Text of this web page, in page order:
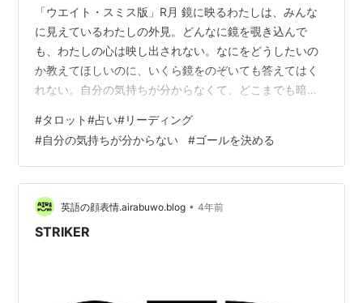
「ウエイト・スミス版」R月 鏡に映るわたしは、みんな
に見えているわたしの外見。どんなに鏡を覗き込んで
も、わたしの心は映し出されない。なにをどうしたいの
か教えてほしいのに、いくら鏡をのぞいても答えてはく
れない。自分の気持ちが分からなくて、どこまでも暗い
に置き忘れてきてしまったみたい。自分の気持ちが見え
ない、感じられない。ゴールと信じて疑わなかったもの
がしゃぼんのように突然目の前から消えて、世界から取
り残されたような感覚なのかもしれない。 本当のわたし
が目指したい場所と、ゴールとしていた場所が大きく違
ったためにおきた分断のようです。心が伴う場所を新…
#タロット#占い#リーディング
#自分の気持ちが分からない #ゴールを決める
英語の顔表情.airabuwo.blog • 4年前
STRIKER